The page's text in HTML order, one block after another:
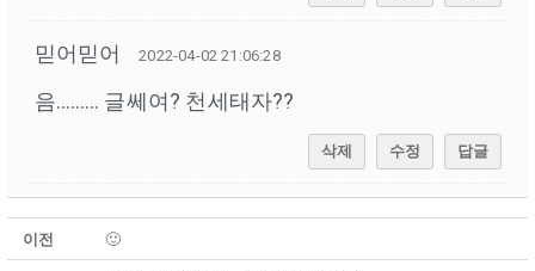
믿어믿어 2022-04-02 21:06:28
음……… 글쎄여? 천세태자??
삭제 수정 답글
이전 🙂